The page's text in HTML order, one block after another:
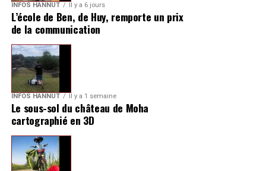
INFOS HANNUT Il y a 6 jours
L’école de Ben, de Huy, remporte un prix
de la communication
INFOS HANNUT Il y a 1 semaine
Le sous-sol du château de Moha
cartographié en 3D